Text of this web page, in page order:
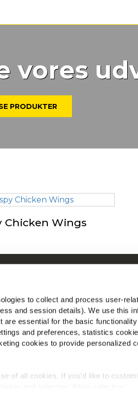
to collect and process user-
and session details). We use this
essential for the basic
and preferences, statistics
cookies to provide personalized
of all cookies. If you'd like to
vores
PRODUKTER
Chicken Wings